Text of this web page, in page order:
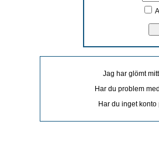
Jag har glömt
Har du problem
Har du inget